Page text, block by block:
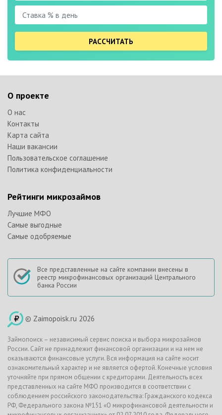
РАССЧИТАТЬ
О проекте
О нас
Контакты
Карта сайта
Наши вакансии
Пользовательское соглашение
Политика конфиденциальности
Рейтинги микрозаймов
Лучшие МФО
Самые выгодные
Самые одобряемые
Все представленные на сайте компании внесены в
реестр микрофинансовых организаций Центрального
банка России
© Zaimopoisk.ru 2026
Займопоиск – независимый сервис поиска и выбора микрозаймов
России. Сайт не принадлежит финансовой организации и на нем не
оказываются финансовые услуги. Вся информация на сайте носит
ознакомительный характер и не является офертой. Конечные условия
уточняйте при прямом общении с кредиторами. Деятельность всех
представленных на сайте МФО производится в соответствии с
соблюдением российского законодательства: Гражданского кодекса
РФ, Федерального закона №151 «О микрофинансовой деятельности и